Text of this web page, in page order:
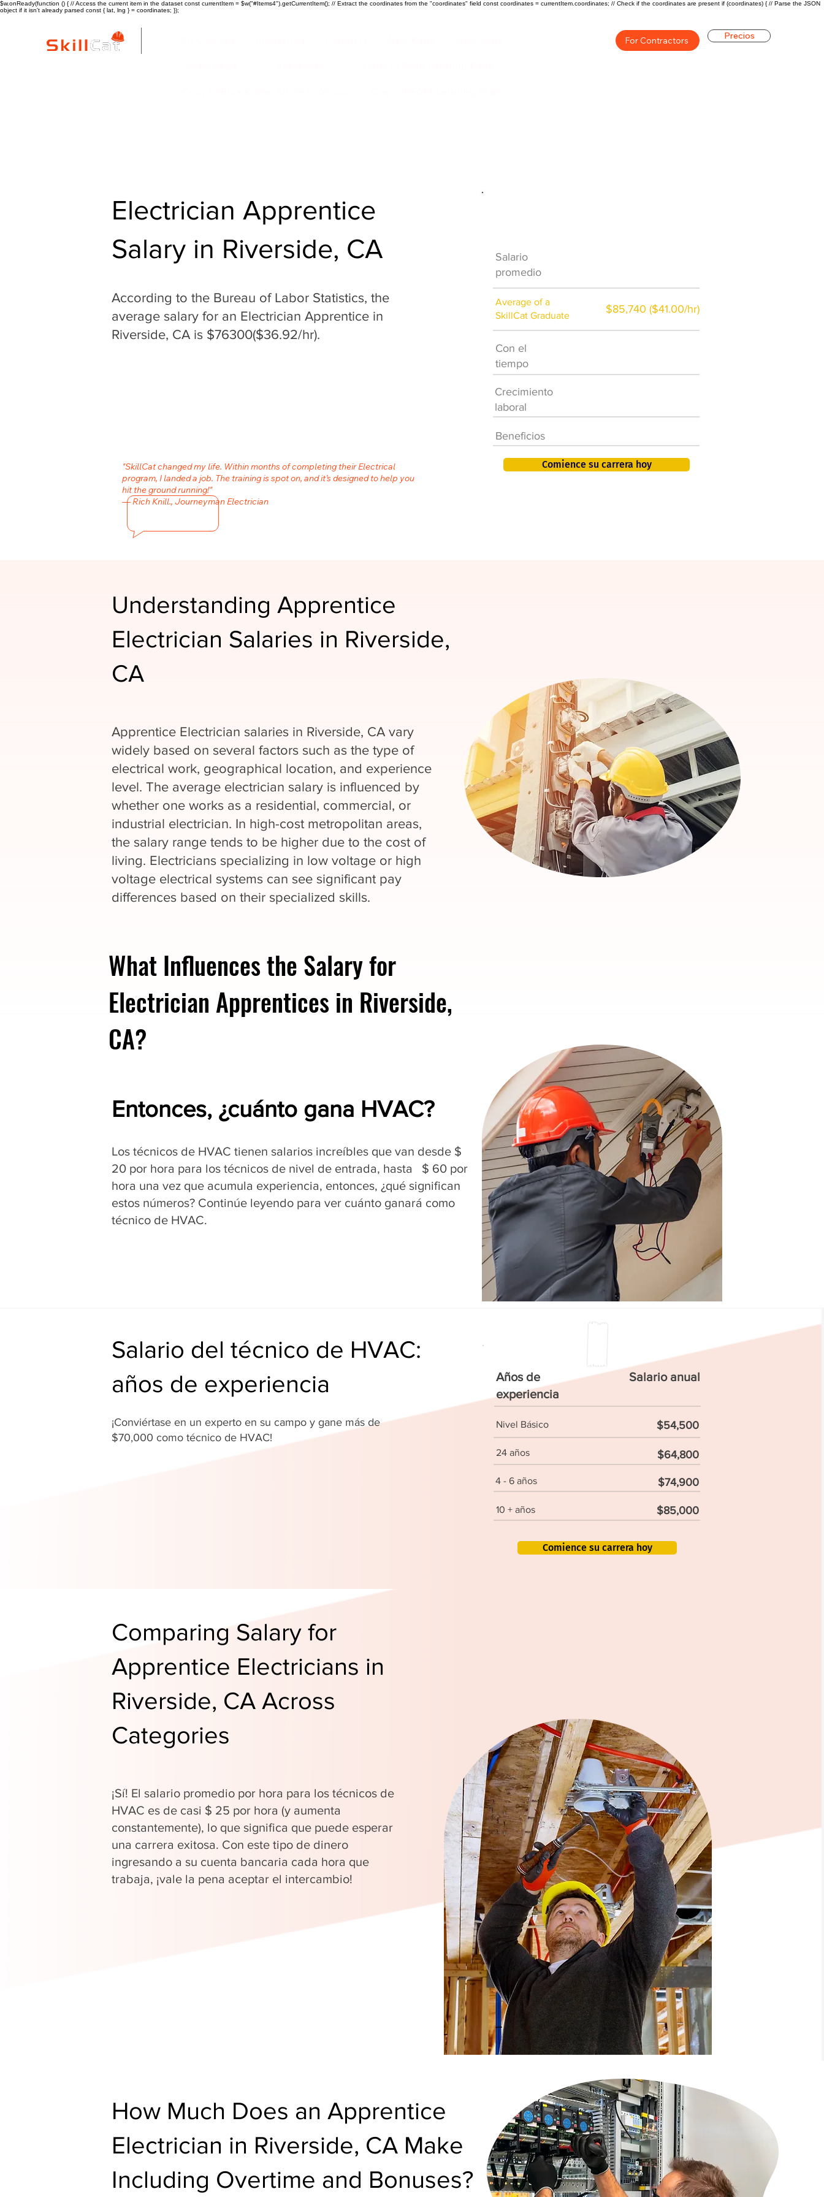
$w.onReady(function () { // Access the current item in the dataset const currentItem = $w("#Items4").getCurrentItem(); // Extract the coordinates from the "coordinates" field const coordinates = currentItem.coordinates; // Check if the coordinates are present if (coordinates) { // Parse the JSON
object if it isn't already parsed const { lat, lng } = coordinates; });
For Contractors Precios
Electrician Apprentice
Salary in Riverside, CA
According to the Bureau of Labor Statistics, the
average salary for an Electrician Apprentice in
Riverside, CA is $76300($36.92/hr).
"SkillCat changed my life. Within months of completing their Electrical
program, I landed a job. The training is spot on, and it’s designed to help you
hit the ground running!"
— Rich Knill., Journeyman Electrician
Salario
promedio
Average of a
SkillCat Graduate
$85,740 ($41.00/hr)
Con el
tiempo
Crecimiento
laboral
Beneficios
Comience su carrera hoy
Understanding Apprentice
Electrician Salaries in Riverside,
CA
Apprentice Electrician salaries in Riverside, CA vary
widely based on several factors such as the type of
electrical work, geographical location, and experience
level. The average electrician salary is influenced by
whether one works as a residential, commercial, or
industrial electrician. In high-cost metropolitan areas,
the salary range tends to be higher due to the cost of
living. Electricians specializing in low voltage or high
voltage electrical systems can see significant pay
differences based on their specialized skills.
What Influences the Salary for
Electrician Apprentices in Riverside,
CA?
Entonces, ¿cuánto gana HVAC?
Los técnicos de HVAC tienen salarios increíbles que van desde $
20 por hora para los técnicos de nivel de entrada, hasta $ 60 por
hora una vez que acumula experiencia, entonces, ¿qué significan
estos números? Continúe leyendo para ver cuánto ganará como
técnico de HVAC.
Salario del técnico de HVAC:
años de experiencia
¡Conviértase en un experto en su campo y gane más de
$70,000 como técnico de HVAC!
Años de
experiencia
Salario anual
Nivel Básico $54,500
24 años $64,800
4 - 6 años $74,900
10 + años $85,000
Comience su carrera hoy
Comparing Salary for
Apprentice Electricians in
Riverside, CA Across
Categories
¡Sí! El salario promedio por hora para los técnicos de
HVAC es de casi $ 25 por hora (y aumenta
constantemente), lo que significa que puede esperar
una carrera exitosa. Con este tipo de dinero
ingresando a su cuenta bancaria cada hora que
trabaja, ¡vale la pena aceptar el intercambio!
How Much Does an Apprentice
Electrician in Riverside, CA Make
Including Overtime and Bonuses?